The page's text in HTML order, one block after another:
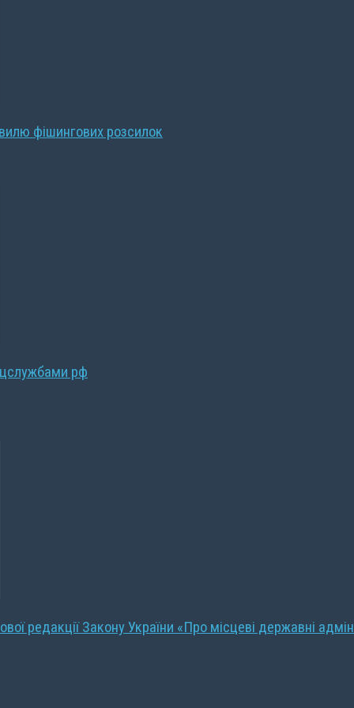
фішингових розсилок
рф
редакції Закону України «Про місцеві державні